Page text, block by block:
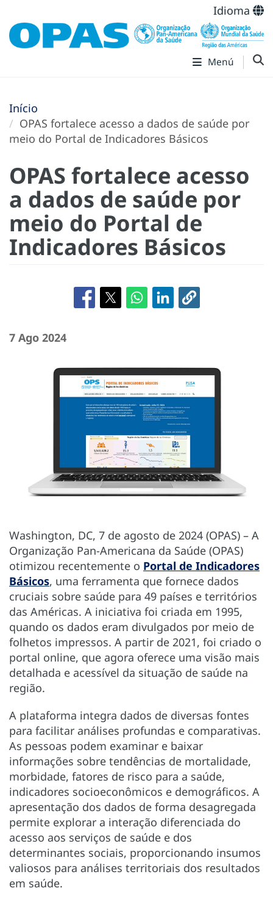
Idioma
Menú
Início
OPAS fortalece acesso a dados de saúde por
meio do Portal de Indicadores Básicos
OPAS fortalece acesso
a dados de saúde por
meio do Portal de
Indicadores Básicos
7 Ago 2024
Washington, DC, 7 de agosto de 2024 (OPAS) – A
Organização Pan-Americana da Saúde (OPAS)
otimizou recentemente o Portal de Indicadores
Básicos, uma ferramenta que fornece dados
cruciais sobre saúde para 49 países e territórios
das Américas. A iniciativa foi criada em 1995,
quando os dados eram divulgados por meio de
folhetos impressos. A partir de 2021, foi criado o
portal online, que agora oferece uma visão mais
detalhada e acessível da situação de saúde na
região.
A plataforma integra dados de diversas fontes
para facilitar análises profundas e comparativas.
As pessoas podem examinar e baixar
informações sobre tendências de mortalidade,
morbidade, fatores de risco para a saúde,
indicadores socioeconômicos e demográficos. A
apresentação dos dados de forma desagregada
permite explorar a interação diferenciada do
acesso aos serviços de saúde e dos
determinantes sociais, proporcionando insumos
valiosos para análises territoriais dos resultados
em saúde.